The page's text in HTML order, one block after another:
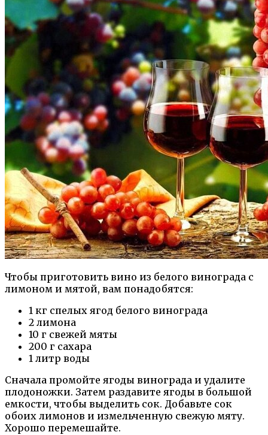
Чтобы приготовить вино из белого винограда с
лимоном и мятой, вам понадобятся:
1 кг спелых ягод белого винограда
2 лимона
10 г свежей мяты
200 г сахара
1 литр воды
Сначала промойте ягоды винограда и удалите
плодоножки. Затем раздавите ягоды в большой
емкости, чтобы выделить сок. Добавьте сок
обоих лимонов и измельченную свежую мяту.
Хорошо перемешайте.